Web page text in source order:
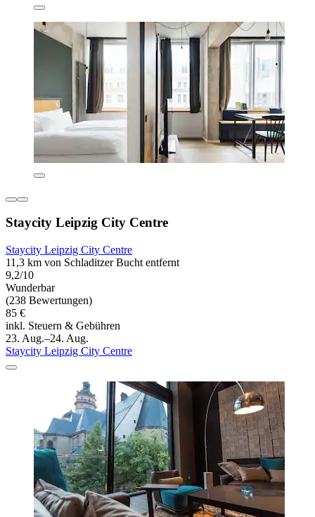
Staycity Leipzig City Centre
Staycity Leipzig City Centre
11,3 km von Schladitzer Bucht entfernt
9,2/10
Wunderbar
(238 Bewertungen)
85 €
inkl. Steuern & Gebühren
23. Aug.–24. Aug.
Staycity Leipzig City Centre